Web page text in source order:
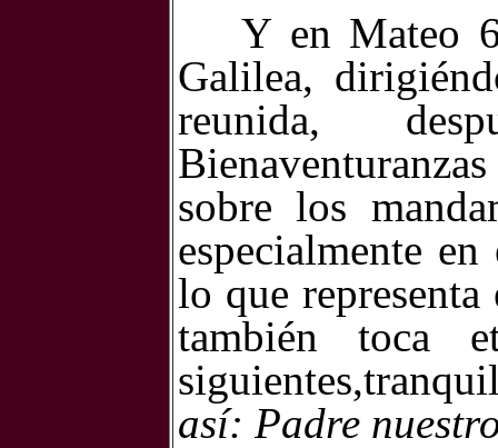
Y en Mateo
Galilea,
reunida,
sobre los
especialmente
lo que
también toca
así: Padre